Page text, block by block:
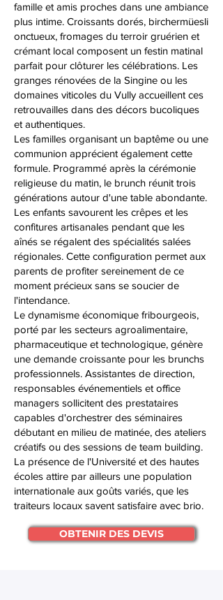
famille et amis proches dans une ambiance
plus intime. Croissants dorés, birchermüesli
onctueux, fromages du terroir gruérien et
crémant local composent un festin matinal
parfait pour clôturer les célébrations. Les
granges rénovées de la Singine ou les
domaines viticoles du Vully accueillent ces
retrouvailles dans des décors bucoliques
et authentiques.
Les familles organisant un baptême ou une
communion apprécient également cette
formule. Programmé après la cérémonie
religieuse du matin, le brunch réunit trois
générations autour d'une table abondante.
Les enfants savourent les crêpes et les
confitures artisanales pendant que les
aînés se régalent des spécialités salées
régionales. Cette configuration permet aux
parents de profiter sereinement de ce
moment précieux sans se soucier de
l'intendance.
Le dynamisme économique fribourgeois,
porté par les secteurs agroalimentaire,
pharmaceutique et technologique, génère
une demande croissante pour les brunchs
professionnels. Assistantes de direction,
responsables événementiels et office
managers sollicitent des prestataires
capables d'orchestrer des séminaires
débutant en milieu de matinée, des ateliers
créatifs ou des sessions de team building.
La présence de l'Université et des hautes
écoles attire par ailleurs une population
internationale aux goûts variés, que les
traiteurs locaux savent satisfaire avec brio.
OBTENIR DES DEVIS